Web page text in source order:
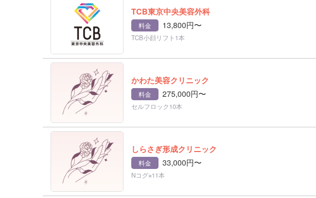
TCB東京中央美容外科
料金 13,800円〜
TCB小顔リフト1本
かわた美容クリニック
料金 275,000円〜
セルフロック10本
しらさぎ形成クリニック
料金 33,000円〜
Nコグ※11本